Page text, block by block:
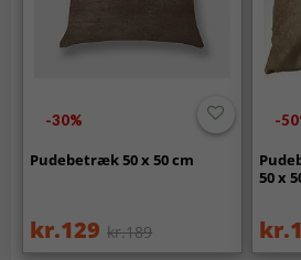
-30%
Pudebetræk 50 x 50 cm
kr.129 kr.189
-
50 x